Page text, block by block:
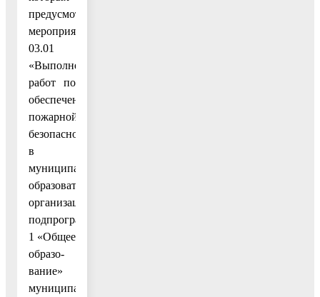
предусмотрено
мероприятием
03.01
«Выполнение
работ по
обеспечению
пожарной
безопасности
в
муниципальных
образовательных
организациях»
подпрограммы
1 «Общее
образо-
вание»
муниципальной